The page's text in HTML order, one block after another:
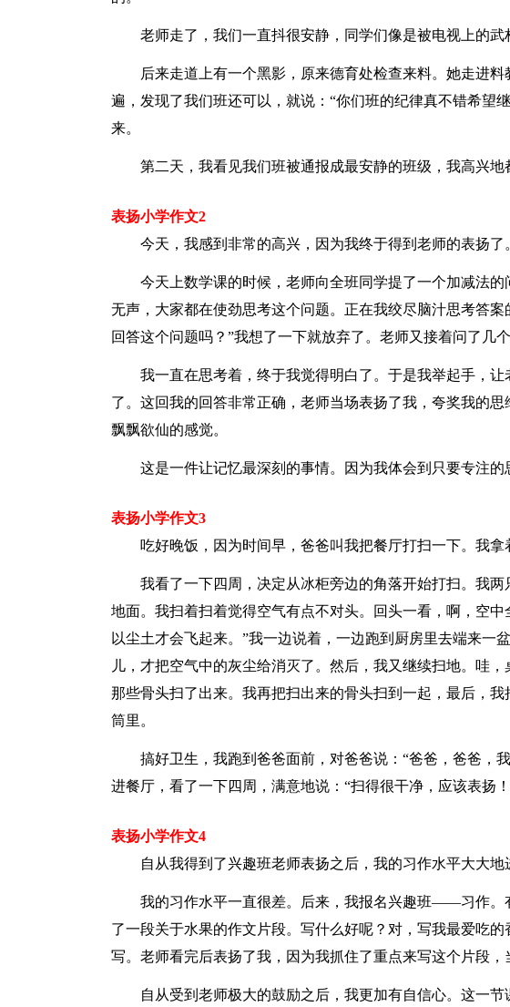
老师走了，我们一直抖很安静，同学们像是被电视上的武
后来走道上有一个黑影，原来德育处检查来料。她走进
遍，发现了我们班还可以，就说：“你们班的纪律真不错希望
来。
第二天，我看见我们班被通报成最安静的班级，我高兴地
表扬小学作文2
今天，我感到非常的高兴，因为我终于得到老师的表扬了
今天上数学课的时候，老师向全班同学提了一个加减法
无声，大家都在使劲思考这个问题。正在我绞尽脑汁思考答
回答这个问题吗？”我想了一下就放弃了。老师又接着问了几
我一直在思考着，终于我觉得明白了。于是我举起手，
了。这回我的回答非常正确，老师当场表扬了我，夸奖我的
飘飘欲仙的感觉。
这是一件让记忆最深刻的事情。因为我体会到只要专注的
表扬小学作文3
吃好晚饭，因为时间早，爸爸叫我把餐厅打扫一下。我拿
我看了一下四周，决定从冰柜旁边的角落开始打扫。我
地面。我扫着扫着觉得空气有点不对头。回头一看，啊，空
以尘土才会飞起来。”我一边说着，一边跑到厨房里去端来一
儿，才把空气中的灰尘给消灭了。然后，我又继续扫地。哇
那些骨头扫了出来。我再把扫出来的骨头扫到一起，最后，
筒里。
搞好卫生，我跑到爸爸面前，对爸爸说：“爸爸，爸爸，
进餐厅，看了一下四周，满意地说：“扫得很干净，应该表扬！
表扬小学作文4
自从我得到了兴趣班老师表扬之后，我的习作水平大大地
我的习作水平一直很差。后来，我报名兴趣班――习作
了一段关于水果的作文片段。写什么好呢？对，写我最爱吃
写。老师看完后表扬了我，因为我抓住了重点来写这个片段，
自从受到老师极大的鼓励之后，我更加有自信心。这一